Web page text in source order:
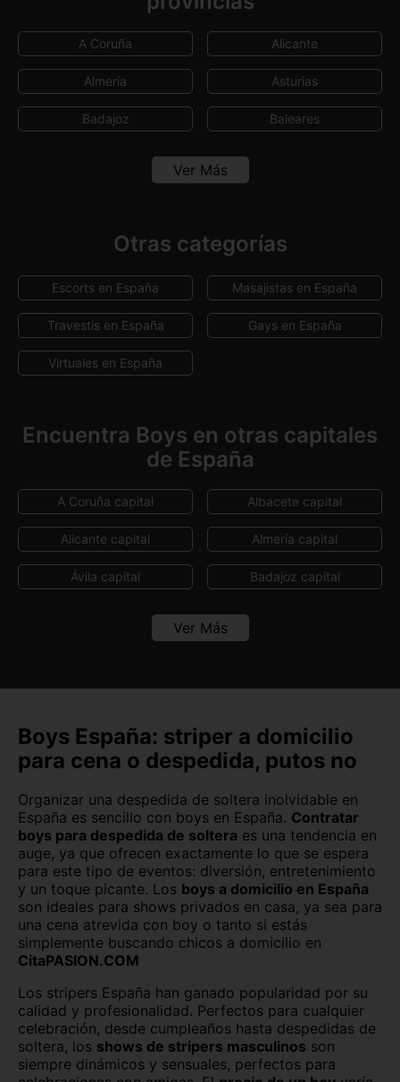
A Coruña Alicante
Almeria Asturias
Badajoz Baleares
Vizcaya Zaragoza
Ver Más
Otras categorías
Escorts en España Masajistas en España
Travestis en España Gays en España
Virtuales en España
Encuentra Boys en otras capitales
de España
A Coruña capital Albacete capital
Alicante capital Almería capital
Ávila capital Badajoz capital
Barcelona capital
Cádiz capital Castellón capital
Ceuta capital Ciudad Real capital
Córdoba capital Cuenca capital
Girona capital Granada capital
Guadalajara capital Huelva capital
Huesca capital Jaén capital
Las Palmas León capital
Lleida capital Logroño
Lugo capital Madrid capital
Málaga capital Melilla capital
Murcia capital Ourense capital
Ver Más
Boys España: striper a domicilio
para cena o despedida, putos no
Organizar una despedida de soltera inolvidable en
España es sencillo con boys en España. Contratar
boys para despedida de soltera es una tendencia en
auge, ya que ofrecen exactamente lo que se espera
para este tipo de eventos: diversión, entretenimiento
y un toque picante. Los boys a domicilio en España
son ideales para shows privados en casa, ya sea para
una cena atrevida con boy o tanto si estás
simplemente buscando chicos a domicilio en
CitaPASION.COM
Los stripers España han ganado popularidad por su
calidad y profesionalidad. Perfectos para cualquier
celebración, desde cumpleaños hasta despedidas de
soltera, los shows de stripers masculinos son
siempre dinámicos y sensuales, perfectos para